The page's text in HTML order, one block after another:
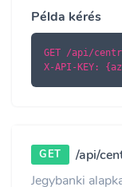
Példa kérés
GET /api/
X-API-KEY:
GET
/api/
Jegybanki